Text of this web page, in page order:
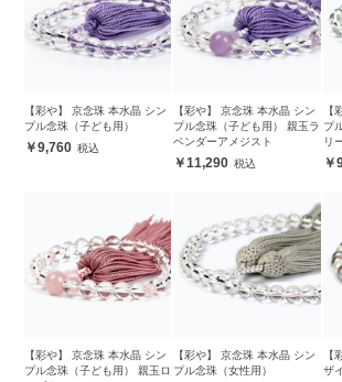
【彩や】 京念珠 本水晶 シン
プル念珠（子ども用）
9,760
【彩や】 京念珠 本水晶 シン
プル念珠（子ども用） 親玉ラ
ベンダーアメジスト
11,290
【
プ
リ
【彩や】 京念珠 本水晶 シン
プル念珠（子ども用） 親玉ロ
【彩や】 京念珠 本水晶 シン
プル念珠（女性用）
【
ザ